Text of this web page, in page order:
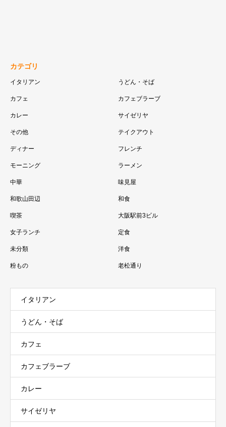
カテゴリ
イタリアン うどん・そば
カフェ カフェブラーブ
カレー サイゼリヤ
その他 テイクアウト
ディナー フレンチ
モーニング ラーメン
中華 味見屋
和歌山田辺 和食
喫茶 大阪駅前3ビル
女子ランチ 定食
未分類 洋食
粉もの 老松通り
イタリアン
うどん・そば
カフェ
カフェブラーブ
カレー
サイゼリヤ